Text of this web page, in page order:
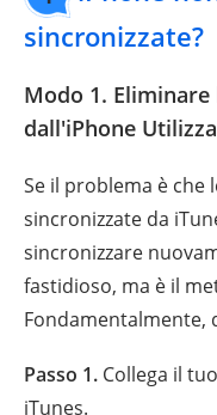
sincronizzate?
Modo 1.
dall'iPhone
Se il problema è che
sincronizzate da
sincronizzare
fastidioso, ma è il
Fondamentalmente,
Passo 1. Collega il
iTunes.